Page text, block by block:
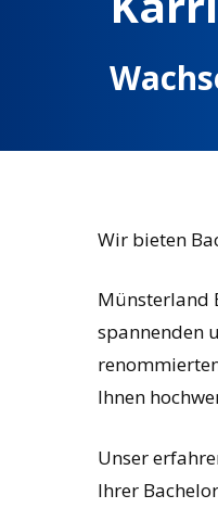
Wir bieten
Münsterland
spannenden
Ihnen
Unser
Ihrer